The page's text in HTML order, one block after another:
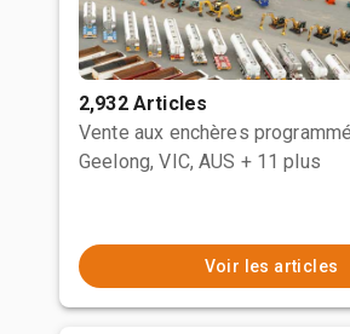
2,932 Articles
Vente aux enchères
Geelong, VIC, AUS + 11 plus
Voir les articles